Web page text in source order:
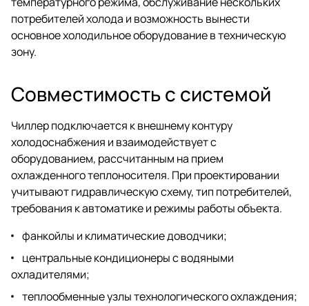
потребителей холода и возможность вынести
основное холодильное оборудование в техническую
зону.
Совместимость с системой
Чиллер подключается к внешнему контуру
холодоснабжения и взаимодействует с
оборудованием, рассчитанным на прием
охлажденного теплоносителя. При проектировании
учитывают гидравлическую схему, тип потребителей,
требования к автоматике и режимы работы объекта.
фанкойлы и климатические доводчики;
центральные кондиционеры с водяными
охладителями;
теплообменные узлы технологического охлаждения;